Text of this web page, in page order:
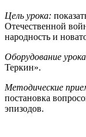
Цель урока:
Отечественной
народность и
Оборудование урока
Теркин».
Методические
постановка
эпизодов.